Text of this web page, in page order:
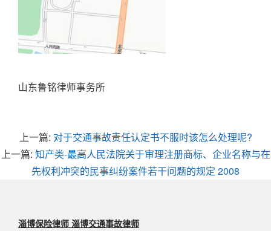
山东鲁铭律师事务所
上一篇: 对于交通事故责任认定书不服时该怎么处理呢?
上一篇: 知产类-最高人民法院关于审理注册商标、企业名称与在
先权利冲突的民事纠纷案件若干问题的规定 2008
淄博保险律师 淄博交通事故律师